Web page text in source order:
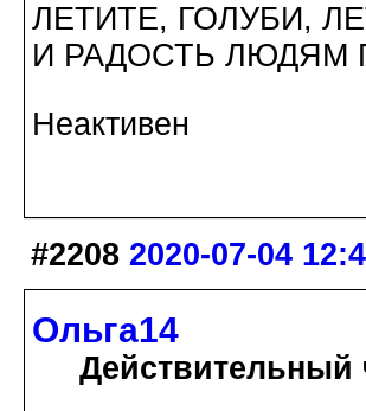
ЛЕТИТЕ, ГОЛУБИ,
И РАДОСТЬ ЛЮДЯМ
Неактивен
#2208 2020-07-04
Ольга14
Действительный